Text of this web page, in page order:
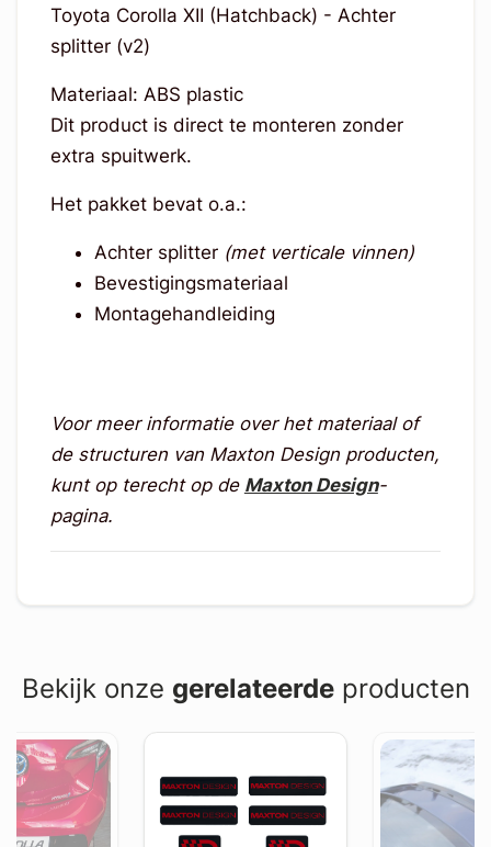
Toyota Corolla XII (Hatchback) - Achter
splitter (v2)
Materiaal: ABS plastic
Dit product is direct te monteren zonder
extra spuitwerk.
Het pakket bevat o.a.:
Achter splitter (met verticale vinnen)
Bevestigingsmateriaal
Montagehandleiding
Voor meer informatie over het materiaal of
de structuren van Maxton Design producten,
kunt op terecht op de Maxton Design-
pagina.
Bekijk onze gerelateerdeproducten